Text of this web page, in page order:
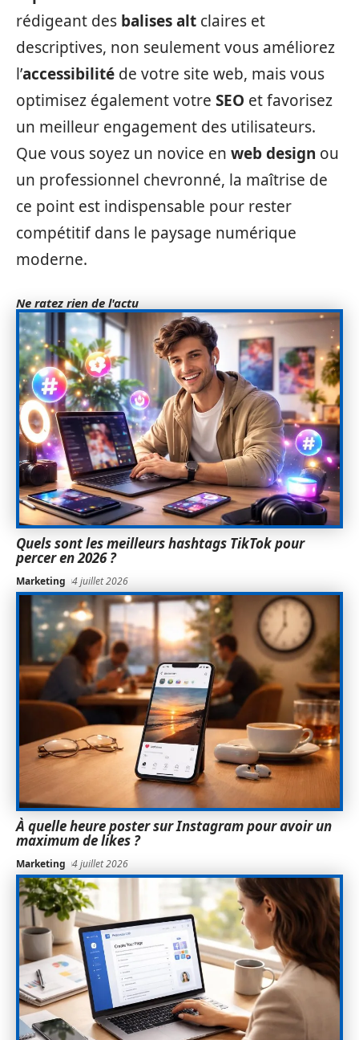
rédigeant des balises alt claires et
descriptives, non seulement vous améliorez
l’accessibilité de votre site web, mais vous
optimisez également votre SEO et favorisez
un meilleur engagement des utilisateurs.
Que vous soyez un novice en web design ou
un professionnel chevronné, la maîtrise de
ce point est indispensable pour rester
compétitif dans le paysage numérique
moderne.
Ne ratez rien de l'actu
Quels sont les meilleurs hashtags TikTok pour
percer en 2026 ?
Marketing 4 juillet 2026
À quelle heure poster sur Instagram pour avoir un
maximum de likes ?
Marketing 4 juillet 2026